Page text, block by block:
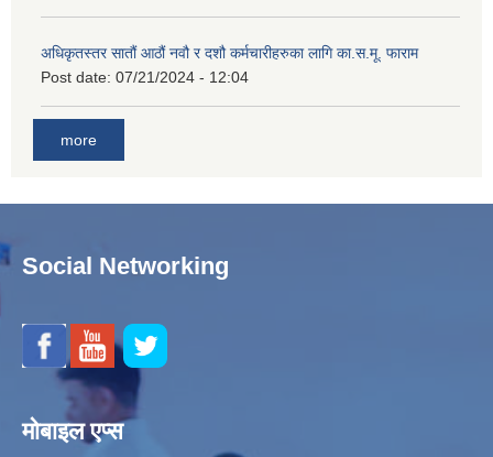
अधिकृतस्तर सातौं आठौं नवौ र दशौ कर्मचारीहरुका लागि का.स.मू. फाराम
Post date: 07/21/2024 - 12:04
more
Social Networking
मोबाइल एप्स